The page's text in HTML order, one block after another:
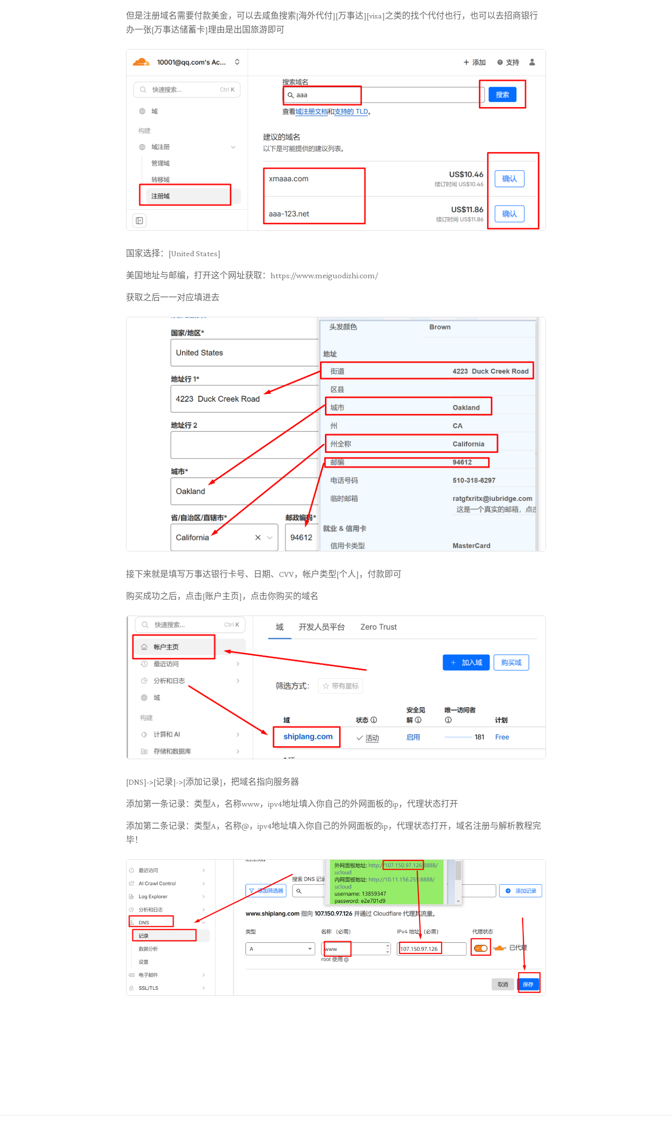
但是注册域名需要付款美金，可以去咸鱼搜索[海外代付][万事达][visa]之类的找个代付也行，也可以去招商银行
办一张[万事达储蓄卡]理由是出国旅游即可
国家选择：[United States]
美国地址与邮编，打开这个网址获取：https://www.meiguodizhi.com/
获取之后一一对应填进去
接下来就是填写万事达银行卡号、日期、CVV，帐户类型[个人]，付款即可
购买成功之后，点击[账户主页]，点击你购买的域名
[DNS]->[记录]->[添加记录]，把域名指向服务器
添加第一条记录：类型A，名称www，ipv4地址填入你自己的外网面板的ip，代理状态打开
添加第二条记录：类型A，名称@，ipv4地址填入你自己的外网面板的ip，代理状态打开，域名注册与解析教程完
毕！